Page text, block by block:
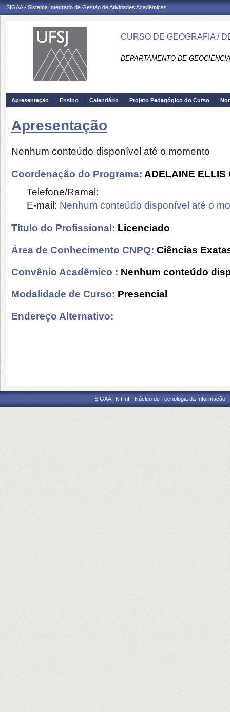
SIGAA - Sistema Integrado de Gestão de Atividades Acadêmicas
CURSO DE GEOGRAFIA /
DEPARTAMENTO DE
Apresentação Ensino Calendário Projeto Pedagógico do Curso
Apresentação
Nenhum conteúdo disponível até o momento
Coordenação do Programa: ADELAINE ELLIS
Telefone/Ramal:
E-mail: Nenhum conteúdo disponível até o
Título do Profissional: Licenciado
Área de Conhecimento CNPQ: Ciências
Convênio Acadêmico : Nenhum conteúdo
Modalidade de Curso: Presencial
Endereço Alternativo:
SIGAA | NTInf - Núcleo de Tecnologia da